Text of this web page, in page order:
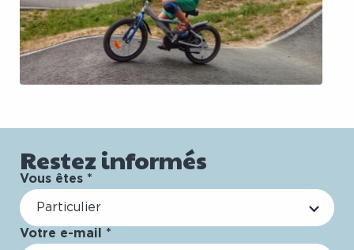
Restez informés
Vous êtes *
Particulier
Votre e-mail *